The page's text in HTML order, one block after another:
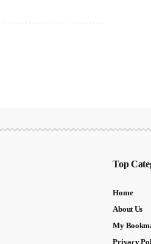
Top
Home
About Us
My
Privacy